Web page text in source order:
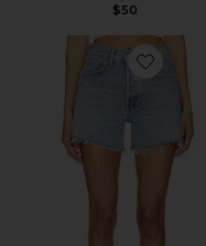
$50
Favorite